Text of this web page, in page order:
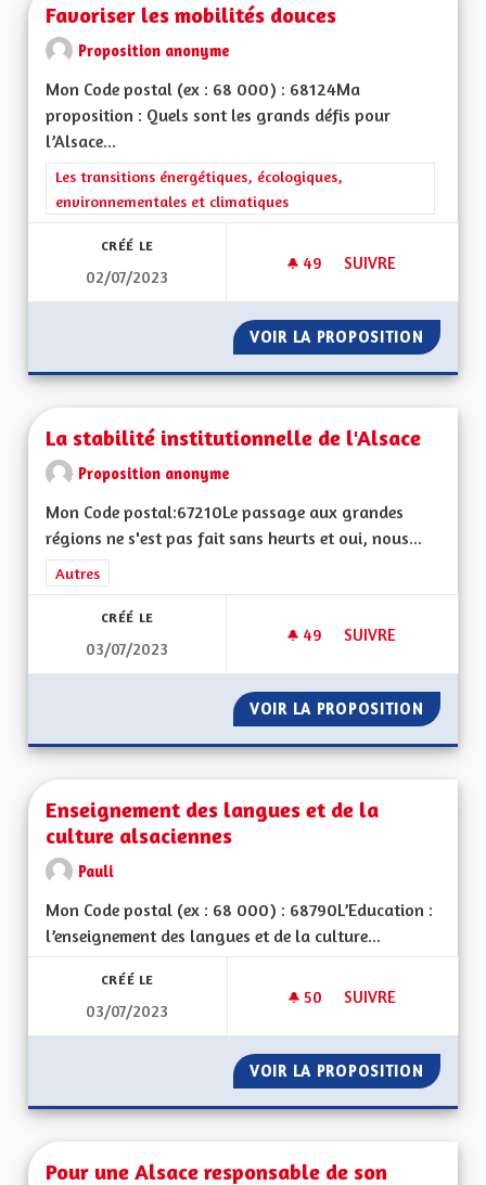
Favoriser les mobilités douces
Proposition anonyme
Mon Code postal (ex : 68 000) : 68124Ma
proposition : Quels sont les grands défis pour
l’Alsace...
Filtrer les résultats de la catégorie : Les transitions
Les transitions énergétiques, écologiques,
environnementales et climatiques
CRÉÉ LE
02/07/2023
49 49 ABONNÉS
SUIVRE
VOIR LA PROPOSITION
La stabilité institutionnelle de l'Alsace
Proposition anonyme
Mon Code postal:67210Le passage aux grandes
régions ne s'est pas fait sans heurts et oui, nous...
Filtrer les résultats de la catégorie : Autres
Autres
CRÉÉ LE
03/07/2023
49 49 ABONNÉS
SUIVRE
VOIR LA PROPOSITION LA
Enseignement des langues et de la
culture alsaciennes
Pauli
Mon Code postal (ex : 68 000) : 68790L’Education :
l’enseignement des langues et de la culture...
CRÉÉ LE
03/07/2023
50 50 ABONNÉS
SUIVRE
VOIR LA PROPOSITION
Pour une Alsace responsable de son